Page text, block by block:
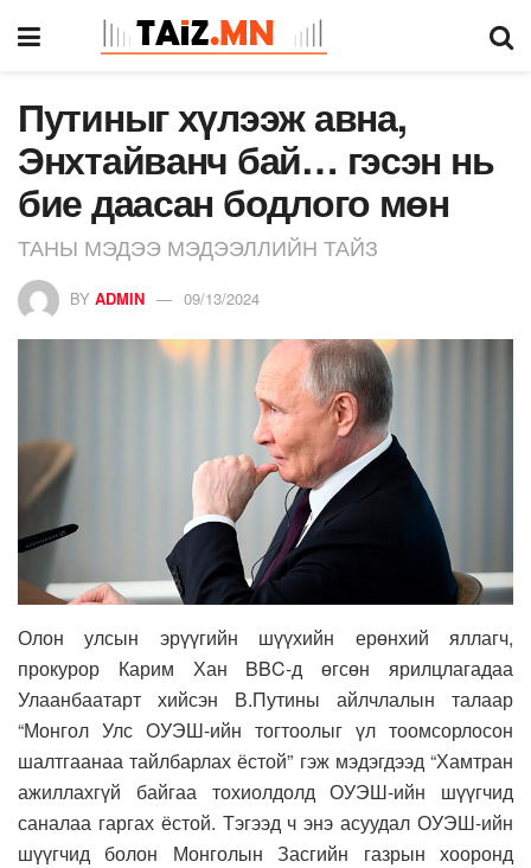
Путиныг хүлээж авна,
Энхтайванч бай… гэсэн нь
бие даасан бодлого мөн
ТАНЫ МЭДЭЭ МЭДЭЭЛЛИЙН ТАЙЗ
BY ADMIN 09/13/2024
Олон улсын эрүүгийн шүүхийн ерөнхий яллагч,
прокурор Карим Хан BBC-д өгсөн ярилцлагадаа
Улаанбаатарт хийсэн В.Путины айлчлалын талаар
“Монгол Улс ОУЭШ-ийн тогтоолыг үл тоомсорлосон
шалтгаанаа тайлбарлах ёстой” гэж мэдэгдээд “Хамтран
ажиллахгүй байгаа тохиолдолд ОУЭШ-ийн шүүгчид
саналаа гаргах ёстой. Тэгээд ч энэ асуудал ОУЭШ-ийн
шүүгчид болон Монголын Засгийн газрын хооронд